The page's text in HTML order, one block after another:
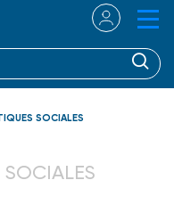
SOCIALES